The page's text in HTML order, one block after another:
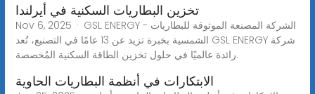
تخزين البطاريات السكنية في أيرلندا
Nov 6, 2025 · GSL ENERGY - الشركة المصنعة الموثوقة للبطاريات
الشمسية بخبرة تزيد عن 13 عامًا في التصنيع، تُعد GSL ENERGY شركة
رائدة عالميًا في حلول تخزين الطاقة السكنية المُخصصة.
الابتكارات في أنظمة البطاريات الحاوية